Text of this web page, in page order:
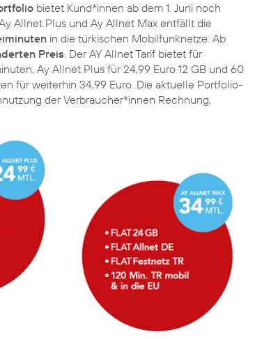
bietet Kund*innen ab dem 1. Juni noch
Allnet Plus und Ay Allnet Max entfällt die
in die türkischen Mobilfunknetze. Ab
Preis. Der AY Allnet Tarif bietet für
Ay Allnet Plus für 24,99 Euro 12 GB und 60
für weiterhin 34,99 Euro. Die aktuelle Portfolio-
der Verbraucher*innen Rechnung,